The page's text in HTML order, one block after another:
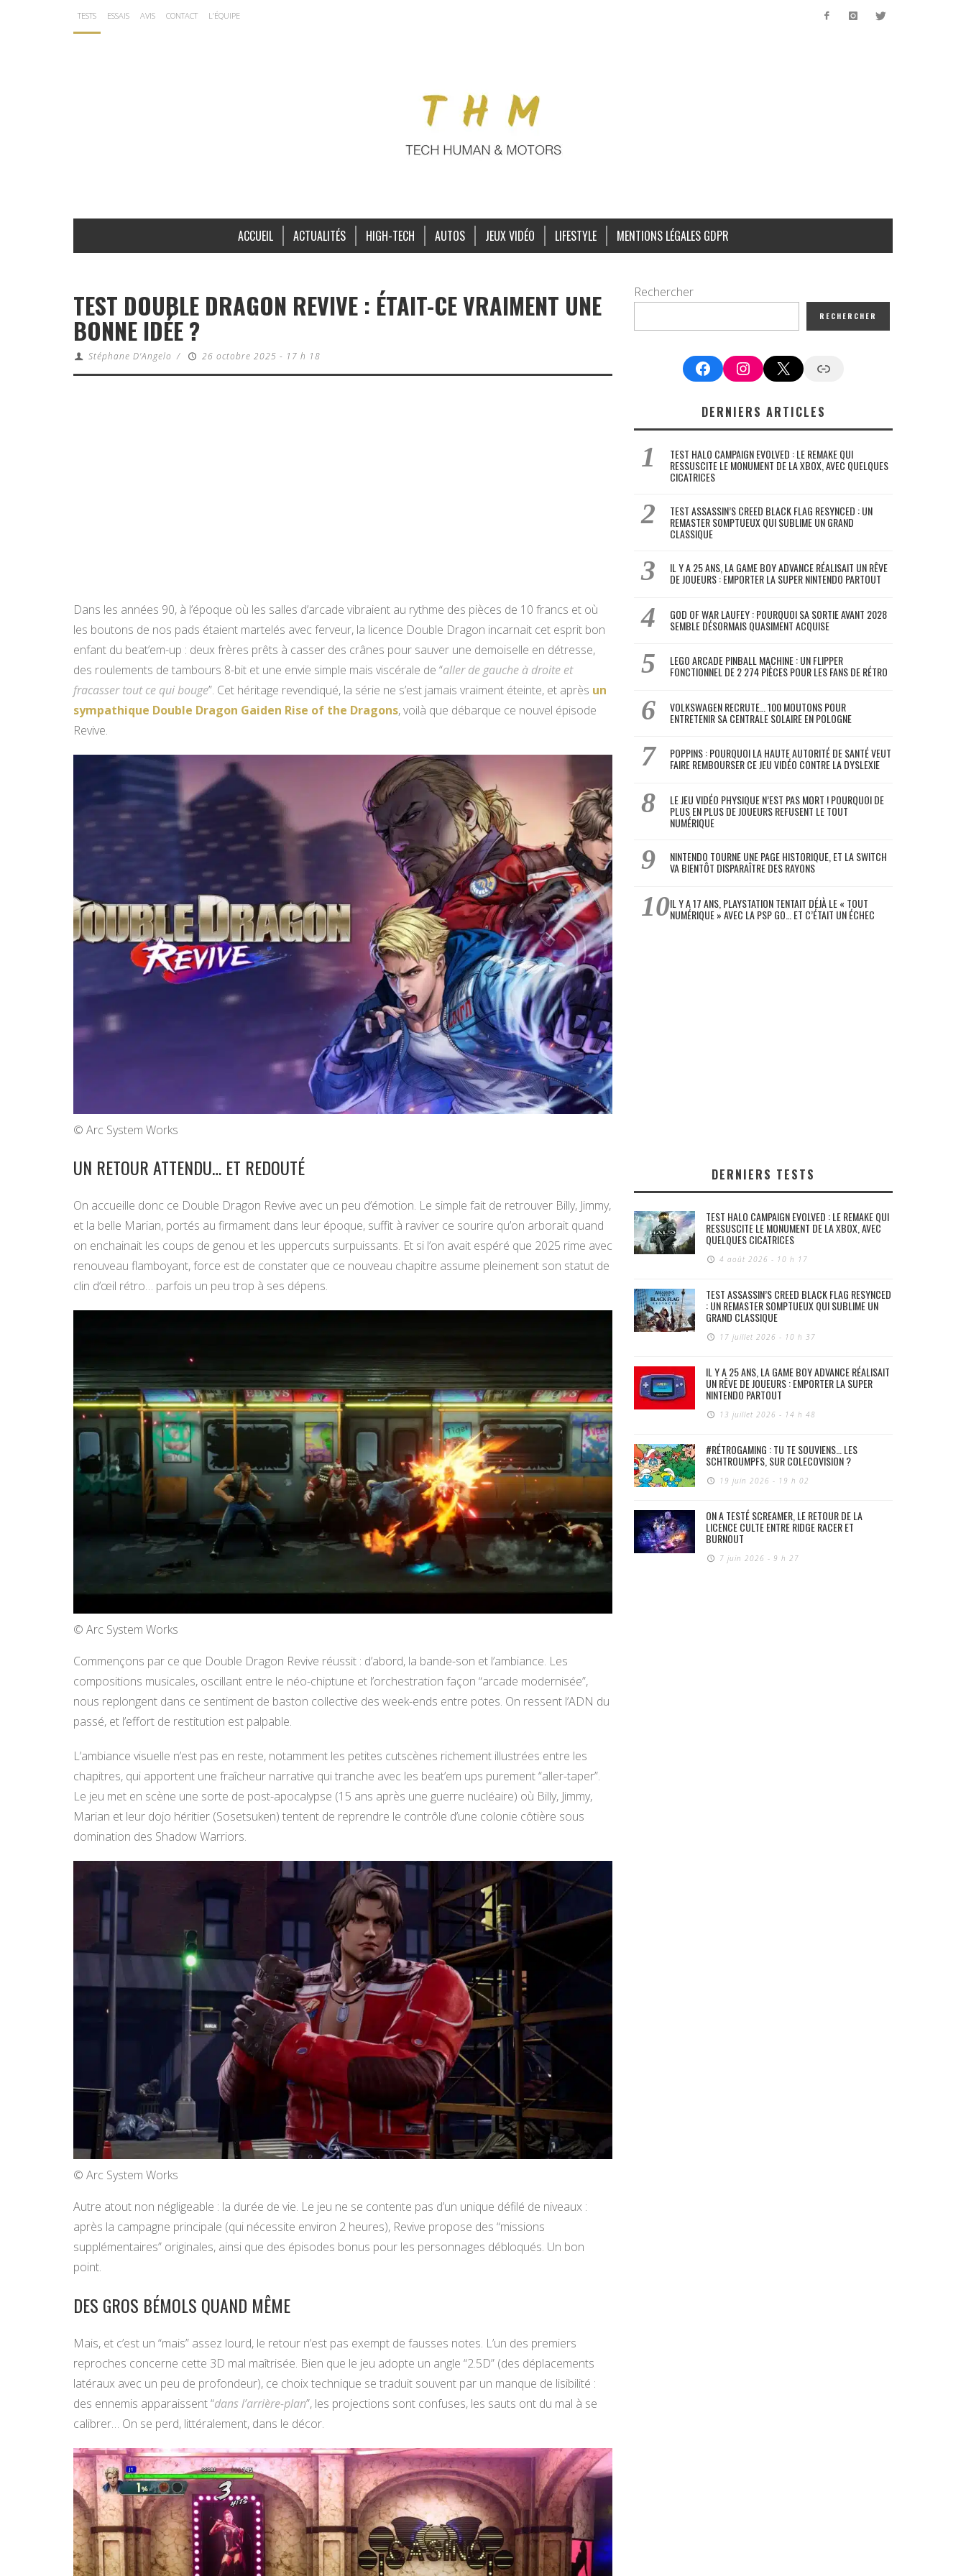
TESTS ESSAIS AVIS CONTACT L’ÉQUIPE
ACCUEIL ACTUALITÉS HIGH-TECH AUTOS JEUX VIDÉO LIFESTYLE MENTIONS LÉGALES GDPR
TEST DOUBLE DRAGON REVIVE : ÉTAIT-CE VRAIMENT UNE
BONNE IDÉE ?
Stéphane D'Angelo / 26 octobre 2025 - 17 h 18
Dans les années 90, à l’époque où les salles d’arcade vibraient au rythme des pièces de 10 francs et où
les boutons de nos pads étaient martelés avec ferveur, la licence Double Dragon incarnait cet esprit bon
enfant du beat’em-up : deux frères prêts à casser des crânes pour sauver une demoiselle en détresse,
des roulements de tambours 8-bit et une envie simple mais viscérale de “aller de gauche à droite et
fracasser tout ce qui bouge”. Cet héritage revendiqué, la série ne s’est jamais vraiment éteinte, et après un
sympathique Double Dragon Gaiden Rise of the Dragons, voilà que débarque ce nouvel épisode
Revive.
© Arc System Works
UN RETOUR ATTENDU… ET REDOUTÉ
On accueille donc ce Double Dragon Revive avec un peu d’émotion. Le simple fait de retrouver Billy, Jimmy,
et la belle Marian, portés au firmament dans leur époque, suffit à raviver ce sourire qu’on arborait quand
on enchainait les coups de genou et les uppercuts surpuissants. Et si l’on avait espéré que 2025 rime avec
renouveau flamboyant, force est de constater que ce nouveau chapitre assume pleinement son statut de
clin d’œil rétro… parfois un peu trop à ses dépens.
© Arc System Works
Commençons par ce que Double Dragon Revive réussit : d’abord, la bande-son et l’ambiance. Les
compositions musicales, oscillant entre le néo-chiptune et l’orchestration façon “arcade modernisée”,
nous replongent dans ce sentiment de baston collective des week-ends entre potes. On ressent l’ADN du
passé, et l’effort de restitution est palpable.
L’ambiance visuelle n’est pas en reste, notamment les petites cutscènes richement illustrées entre les
chapitres, qui apportent une fraîcheur narrative qui tranche avec les beat’em ups purement “aller-taper”.
Le jeu met en scène une sorte de post-apocalypse (15 ans après une guerre nucléaire) où Billy, Jimmy,
Marian et leur dojo héritier (Sosetsuken) tentent de reprendre le contrôle d’une colonie côtière sous
domination des Shadow Warriors.
© Arc System Works
Autre atout non négligeable : la durée de vie. Le jeu ne se contente pas d’un unique défilé de niveaux :
après la campagne principale (qui nécessite environ 2 heures), Revive propose des “missions
supplémentaires” originales, ainsi que des épisodes bonus pour les personnages débloqués. Un bon
point.
DES GROS BÉMOLS QUAND MÊME
Mais, et c’est un “mais” assez lourd, le retour n’est pas exempt de fausses notes. L’un des premiers
reproches concerne cette 3D mal maîtrisée. Bien que le jeu adopte un angle “2.5D” (des déplacements
latéraux avec un peu de profondeur), ce choix technique se traduit souvent par un manque de lisibilité :
des ennemis apparaissent “dans l’arrière-plan”, les projections sont confuses, les sauts ont du mal à se
calibrer… On se perd, littéralement, dans le décor.
Rechercher
RECHERCHER
FacebookInstagram
X Google News
DERNIERS ARTICLES
TEST HALO CAMPAIGN EVOLVED : LE REMAKE QUI
RESSUSCITE LE MONUMENT DE LA XBOX, AVEC QUELQUES
CICATRICES
TEST ASSASSIN’S CREED BLACK FLAG RESYNCED : UN
REMASTER SOMPTUEUX QUI SUBLIME UN GRAND
CLASSIQUE
IL Y A 25 ANS, LA GAME BOY ADVANCE RÉALISAIT UN RÊVE
DE JOUEURS : EMPORTER LA SUPER NINTENDO PARTOUT
GOD OF WAR LAUFEY : POURQUOI SA SORTIE AVANT 2028
SEMBLE DÉSORMAIS QUASIMENT ACQUISE
LEGO ARCADE PINBALL MACHINE : UN FLIPPER
FONCTIONNEL DE 2 274 PIÈCES POUR LES FANS DE RÉTRO
VOLKSWAGEN RECRUTE… 100 MOUTONS POUR
ENTRETENIR SA CENTRALE SOLAIRE EN POLOGNE
POPPINS : POURQUOI LA HAUTE AUTORITÉ DE SANTÉ VEUT
FAIRE REMBOURSER CE JEU VIDÉO CONTRE LA DYSLEXIE
LE JEU VIDÉO PHYSIQUE N’EST PAS MORT ! POURQUOI DE
PLUS EN PLUS DE JOUEURS REFUSENT LE TOUT
NUMÉRIQUE
NINTENDO TOURNE UNE PAGE HISTORIQUE, ET LA SWITCH
VA BIENTÔT DISPARAÎTRE DES RAYONS
IL Y A 17 ANS, PLAYSTATION TENTAIT DÉJÀ LE « TOUT
NUMÉRIQUE » AVEC LA PSP GO… ET C’ÉTAIT UN ÉCHEC
DERNIERS TESTS
TEST HALO CAMPAIGN EVOLVED : LE REMAKE QUI
RESSUSCITE LE MONUMENT DE LA XBOX, AVEC
QUELQUES CICATRICES
4 août 2026 - 10 h 17
TEST ASSASSIN’S CREED BLACK FLAG RESYNCED
: UN REMASTER SOMPTUEUX QUI SUBLIME UN
GRAND CLASSIQUE
17 juillet 2026 - 10 h 37
IL Y A 25 ANS, LA GAME BOY ADVANCE RÉALISAIT
UN RÊVE DE JOUEURS : EMPORTER LA SUPER
NINTENDO PARTOUT
13 juillet 2026 - 14 h 48
#RÉTROGAMING : TU TE SOUVIENS… LES
SCHTROUMPFS, SUR COLECOVISION ?
19 juin 2026 - 19 h 02
ON A TESTÉ SCREAMER, LE RETOUR DE LA
LICENCE CULTE ENTRE RIDGE RACER ET
BURNOUT
7 juin 2026 - 9 h 27